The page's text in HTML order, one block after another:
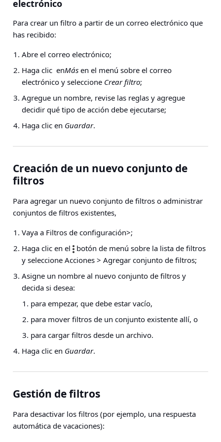
electrónico
Para crear un filtro a partir de un correo electrónico que
has recibido:
Abre el correo electrónico;
Haga clic enMás en el menú sobre el correo
electrónico y seleccione Crear filtro;
Agregue un nombre, revise las reglas y agregue
decidir qué tipo de acción debe ejecutarse;
Haga clic en Guardar.
Creación de un nuevo conjunto de
filtros
Para agregar un nuevo conjunto de filtros o administrar
conjuntos de filtros existentes,
Vaya a Filtros de configuración>;
Haga clic en el
botón de menú sobre la lista de filtros
y seleccione Acciones > Agregar conjunto de filtros;
Asigne un nombre al nuevo conjunto de filtros y
decida si desea:
para empezar, que debe estar vacío,
para mover filtros de un conjunto existente allí, o
para cargar filtros desde un archivo.
Haga clic en Guardar.
Gestión de filtros
Para desactivar los filtros (por ejemplo, una respuesta
automática de vacaciones):